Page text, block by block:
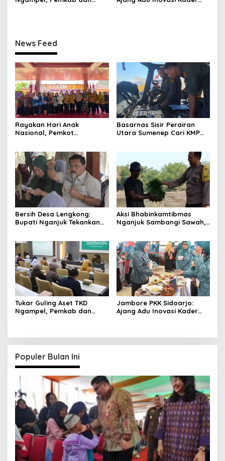
News Feed
Rayakan Hari Anak
Nasional, Pemkot
Tradisional
Basarnas Sisir Perairan
Utara Sumenep Cari KMP
Bersih Desa Lengkong:
Bupati Nganjuk Tekankan
Aksi Bhabinkamtibmas
Nganjuk Sambangi Sawah,
Tukar Guling Aset TKD
Ngampel, Pemkab dan
Jambore PKK Sidoarjo:
Ajang Adu Inovasi Kader
Populer Bulan Ini